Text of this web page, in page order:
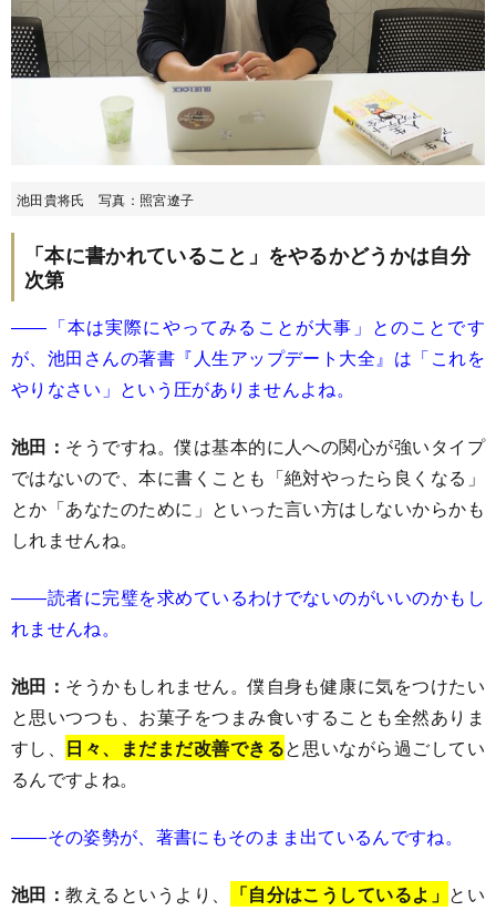
池田貴将氏 写真：照宮遼子
「本に書かれていること」をやるかどうかは自分
次第
――「本は実際にやってみることが大事」とのことです
が、池田さんの著書『人生アップデート大全』は「これを
やりなさい」という圧がありませんよね。
池田： そうですね。僕は基本的に人への関心が強いタイプ
ではないので、本に書くことも「絶対やったら良くなる」
とか「あなたのために」といった言い方はしないからかも
しれませんね。
――読者に完璧を求めているわけでないのがいいのかもし
れませんね。
池田： そうかもしれません。僕自身も健康に気をつけたい
と思いつつも、お菓子をつまみ食いすることも全然ありま
すし、 日々、まだまだ改善できると思いながら過ごしてい
るんですよね。
――その姿勢が、著書にもそのまま出ているんですね。
池田：教えるというより、 「自分はこうしているよ」 とい